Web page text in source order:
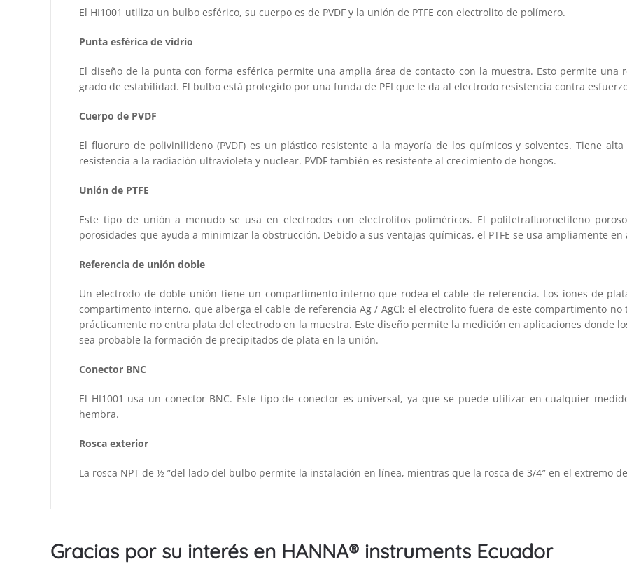
cantidad
El HI1001 utiliza un bulbo esférico, su cuerpo es de PVDF y la unión de PTFE con electrolito de polímero.
Punta esférica de vidrio
El diseño de la punta con forma esférica permite una amplia área de contacto con la muestra. Esto permite una
grado de estabilidad. El bulbo está protegido por una funda de PEI que le da al electrodo resistencia contra
Cuerpo de PVDF
El fluoruro de polivinilideno (PVDF) es un plástico resistente a la mayoría de los químicos y solventes. Tiene
resistencia a la radiación ultravioleta y nuclear. PVDF también es resistente al crecimiento de hongos.
Unión de PTFE
Este tipo de unión a menudo se usa en electrodos con electrolitos poliméricos. El politetrafluoroetileno
porosidades que ayuda a minimizar la obstrucción. Debido a sus ventajas químicas, el PTFE se usa ampliamente
Referencia de unión doble
Un electrodo de doble unión tiene un compartimento interno que rodea el cable de referencia. Los iones de
compartimento interno, que alberga el cable de referencia Ag / AgCl; el electrolito fuera de este compartimento
prácticamente no entra plata del electrodo en la muestra. Este diseño permite la medición en aplicaciones donde
sea probable la formación de precipitados de plata en la unión.
Conector BNC
El HI1001 usa un conector BNC. Este tipo de conector es universal, ya que se puede utilizar en cualquier
hembra.
Rosca exterior
La rosca NPT de ½ ”del lado del bulbo permite la instalación en línea, mientras que la rosca de 3/4″ en el extremo
Gracias por su interés en HANNA® instruments Ecuador